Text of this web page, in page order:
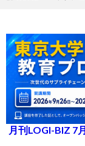
月刊LOGI-BIZ 7